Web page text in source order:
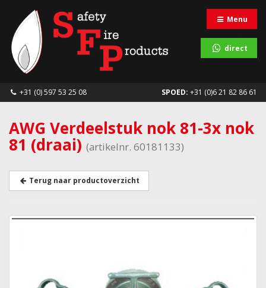
Menu
direct
+31 (0) 597 53 25 08 SPOED: +31 (0)6 21 82 86 61
AWG Verdeelstuk nok 81-3x nok
81 (draai) (artikelnr. 60181133)
Terug naar productoverzicht